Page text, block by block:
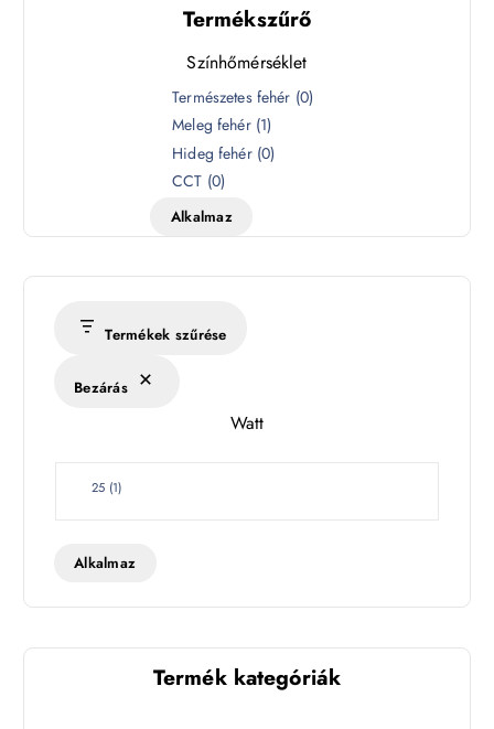
Termékszűrő
Színhőmérséklet
é
s
k
Természetes fehér (0)
Meleg fehér (1)
Hideg fehér (0)
CCT (0)
Alkalmaz
Termékek szűrése
Bezárás
Watt
W
t
25 (1)
Alkalmaz
Termék kategóriák